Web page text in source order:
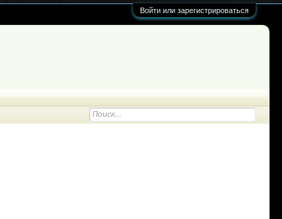
Войти или зарегистрироваться